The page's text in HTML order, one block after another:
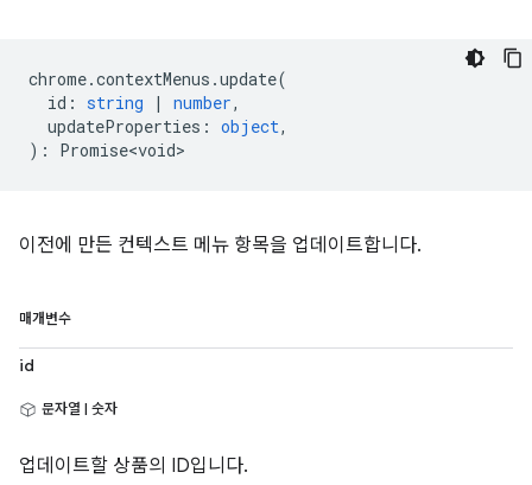
chrome.contextMenus .update(
id : string | number,
updateProperties : object,
) : Promise<void>
이전에 만든 컨텍스트 메뉴 항목을 업데이트합니다.
매개변수
id
문자열 | 숫자
업데이트할 상품의 ID입니다.